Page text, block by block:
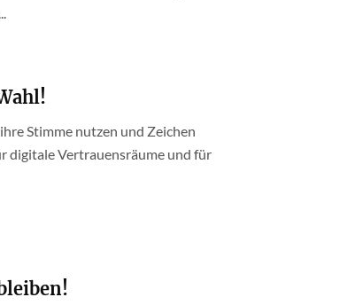
Stimme nutzen und Zeichen
digitale Vertrauensräume und für